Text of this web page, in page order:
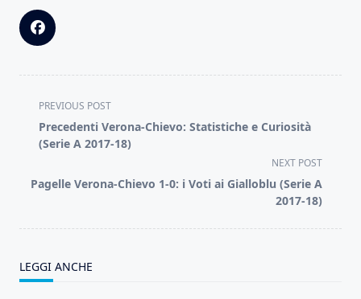
<span
class="nav-
subtitle
reader-
PREVIOUS POST
Precedenti Verona-Chievo: Statistiche e Curiosità
(Serie A 2017-18)
NEXT POST
Pagelle Verona-Chievo 1-0: i Voti ai Gialloblu (Serie A
2017-18)
LEGGI ANCHE